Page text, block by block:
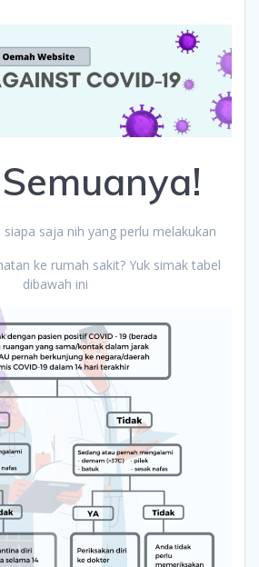
saja nih yang perlu melakukan
ke rumah sakit? Yuk simak tabel
dibawah ini